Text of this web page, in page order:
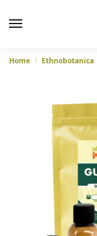
Home / Ethnobotanica